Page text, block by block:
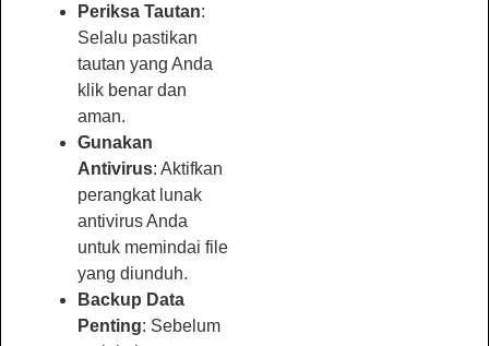
Periksa Tautan:
Selalu pastikan
tautan yang Anda
klik benar dan
aman.
Gunakan
Antivirus: Aktifkan
perangkat lunak
antivirus Anda
untuk memindai file
yang diunduh.
Backup Data
Penting: Sebelum